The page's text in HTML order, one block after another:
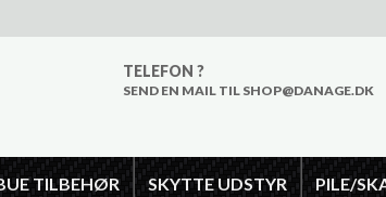
TELEFON ?
SEND EN MAIL TIL SHOP@DANAGE.DK
TILBEHØR SKYTTE UDSTYR PILE/